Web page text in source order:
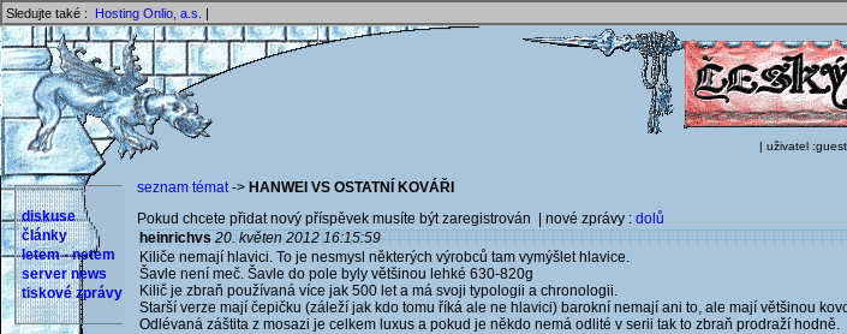
Sledujte také : Hosting Onlio, a.s. |
| uživatel
diskuse
články
letem - netem
server news
tiskové zprávy
seznam témat-> HANWEI VS OSTATNÍ KOVÁŘI
Pokud chcete přidat nový příspěvek musíte být zaregistrován | nové zprávy : dolů
heinrichvs 20. květen 2012 16:15:59
Kiliče nemají hlavici. To je nesmysl některých výrobců tam vymýšlet hlavice.
Šavle není meč. Šavle do pole byly většinou lehké 630-820g
Kilič je zbraň používaná více jak 500 let a má svoji typologii a chronologii.
Starší verze mají čepičku (záleží jak kdo tomu říká ale ne hlavici) barokní nemají ani to, ale mají většinou
Odlévaná záštita z mosazi je celkem luxus a pokud je někdo nemá odlité v serii tak to zbraň prodraží hodně.